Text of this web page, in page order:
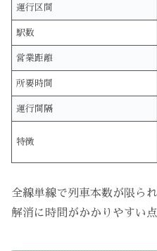
運行区間
駅数
営業距離
所要時間
運行間隔
特徴
全線単線で列車本数が限ら
解消に時間がかかりやすい